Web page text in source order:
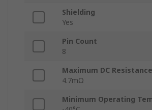
Shielding
Yes
Pin Count
8
Maximum DC Resistance
4.7mΩ
Minimum Operating